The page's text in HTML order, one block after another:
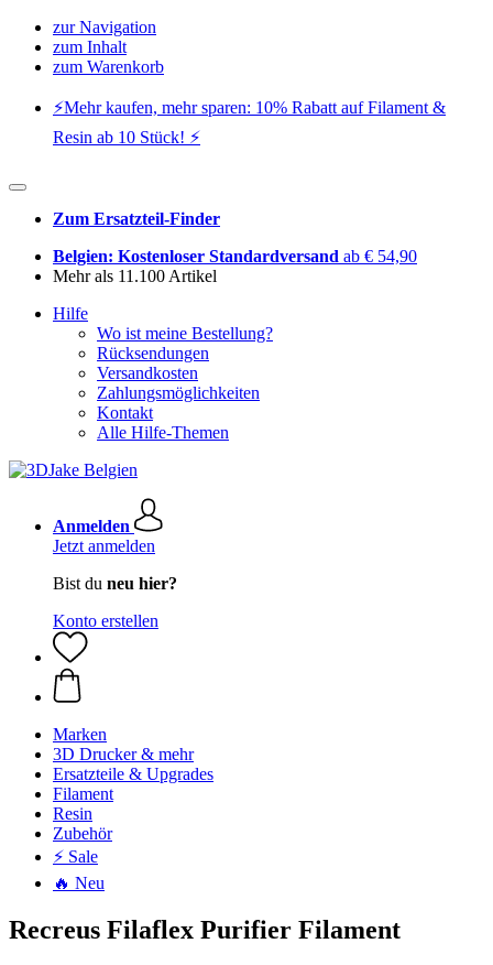
zur Navigation
zum Inhalt
zum Warenkorb
⚡️Mehr kaufen, mehr sparen: 10% Rabatt auf Filament &
Resin ab 10 Stück! ⚡️
Zum Ersatzteil-Finder
Belgien: Kostenloser Standardversand ab € 54,90
Mehr als 11.100 Artikel
Hilfe
Wo ist meine Bestellung?
Rücksendungen
Versandkosten
Zahlungsmöglichkeiten
Kontakt
Alle Hilfe-Themen
Anmelden
Jetzt anmelden
Bist du neu hier?
Konto erstellen
Marken
3D Drucker & mehr
Ersatzteile & Upgrades
Filament
Resin
Zubehör
⚡ Sale
🔥 Neu
Recreus Filaflex Purifier Filament